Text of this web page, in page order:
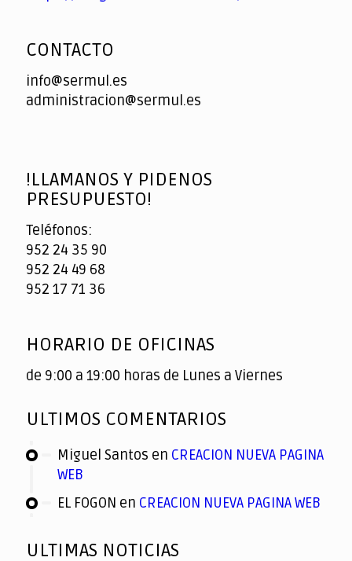
CONTACTO
info@sermul.es
administracion@sermul.es
!LLAMANOS Y PIDENOS
PRESUPUESTO!
Teléfonos:
952 24 35 90
952 24 49 68
952 17 71 36
HORARIO DE OFICINAS
de 9:00 a 19:00 horas de Lunes a Viernes
ULTIMOS COMENTARIOS
Miguel Santos en CREACION NUEVA PAGINA
WEB
EL FOGON en CREACION NUEVA PAGINA WEB
ULTIMAS NOTICIAS